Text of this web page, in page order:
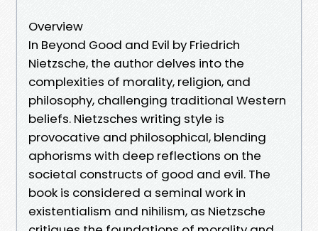
Overview
In Beyond Good and Evil by Friedrich
Nietzsche, the author delves into the
complexities of morality, religion, and
philosophy, challenging traditional Western
beliefs. Nietzsches writing style is
provocative and philosophical, blending
aphorisms with deep reflections on the
societal constructs of good and evil. The
book is considered a seminal work in
existentialism and nihilism, as Nietzsche